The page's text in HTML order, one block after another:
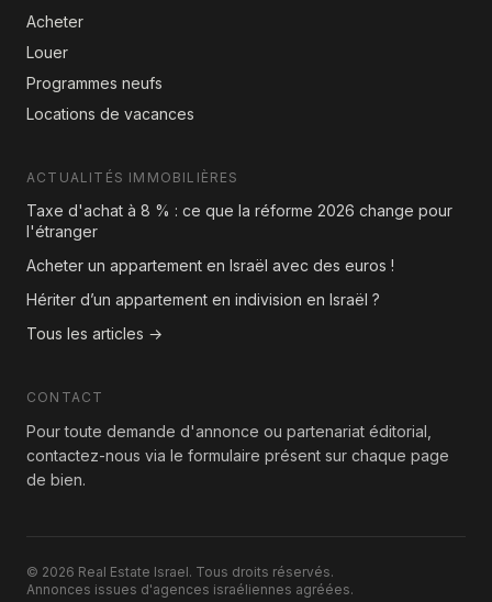
Acheter
Louer
Programmes neufs
Locations de vacances
ACTUALITÉS IMMOBILIÈRES
Taxe d'achat à 8 % : ce que la réforme 2026 change pour
l'étranger
Acheter un appartement en Israël avec des euros !
Hériter d’un appartement en indivision en Israël ?
Tous les articles →
CONTACT
Pour toute demande d'annonce ou partenariat éditorial,
contactez-nous via le formulaire présent sur chaque page
de bien.
© 2026 Real Estate Israel. Tous droits réservés.
Annonces issues d'agences israéliennes agréées.